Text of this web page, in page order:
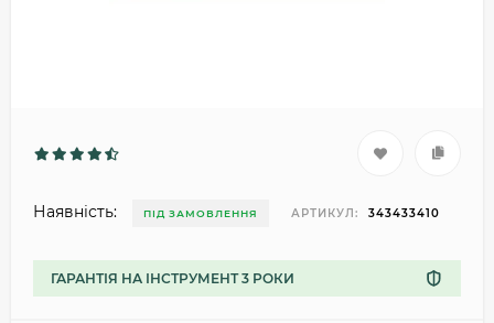
Наявність: ПІД ЗАМОВЛЕННЯ АРТИКУЛ: 343433410
ГАРАНТІЯ НА ІНСТРУМЕНТ 3 РОКИ